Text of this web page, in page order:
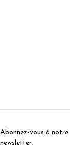
Abonnez-vous à notre
newsletter